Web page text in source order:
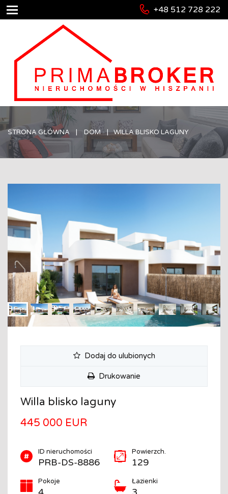
+48 512 728 222
STRONA GŁÓWNA DOM WILLA BLISKO LAGUNY
Dodaj do ulubionych
Drukowanie
Willa blisko laguny
445 000 EUR
ID nieruchomości
PRB-DS-8886
Powierzch.
129
Pokoje Łazienki